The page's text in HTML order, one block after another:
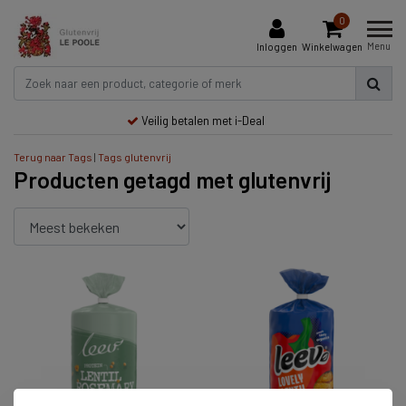
Inloggen
0
Winkelwagen Menu
Veilig betalen met i-Deal
Terug naar Tags | Tags glutenvrij
Producten getagd met glutenvrij